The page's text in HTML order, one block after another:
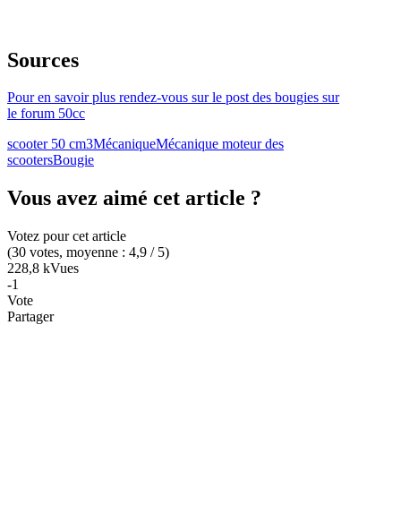
Sources
Pour en savoir plus rendez-vous sur le post des bougies sur
le forum 50cc
scooter 50 cm3MécaniqueMécanique moteur des
scootersBougie
Vous avez aimé cet article ?
Votez pour cet article
(30 votes, moyenne : 4,9 / 5)
228,8 kVues
-1
Vote
Partager